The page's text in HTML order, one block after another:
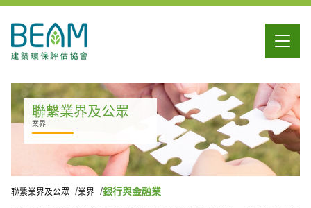
聯繫業界及公眾
業界
聯繫業界及公眾 業界 銀行與金融業